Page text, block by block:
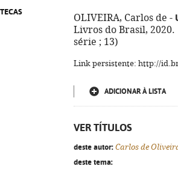
OLIVEIRA, Carlos de -
Livros do Brasil,
série ; 13)
Link persistente: http://
ADICIONAR À LISTA
VER TÍTULOS
deste autor: Carlos de
deste tema: